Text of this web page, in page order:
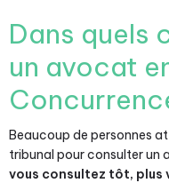
Dans quels
un avocat
Beaucoup de personnes
tribunal pour consulter un
vous consultez tôt, plus